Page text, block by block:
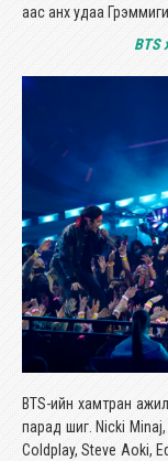
аас анх удаа
BTS
BTS-ийн хамтран
парад шиг. Nicki
Coldplay, Steve Aoki,